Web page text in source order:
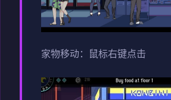
家物移动：鼠标右键点击